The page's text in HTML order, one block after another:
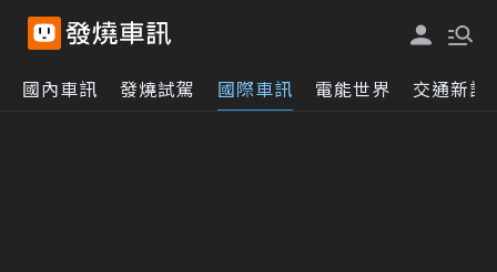
國內車訊 發燒試駕 國際車訊 電能世界 交通新訊